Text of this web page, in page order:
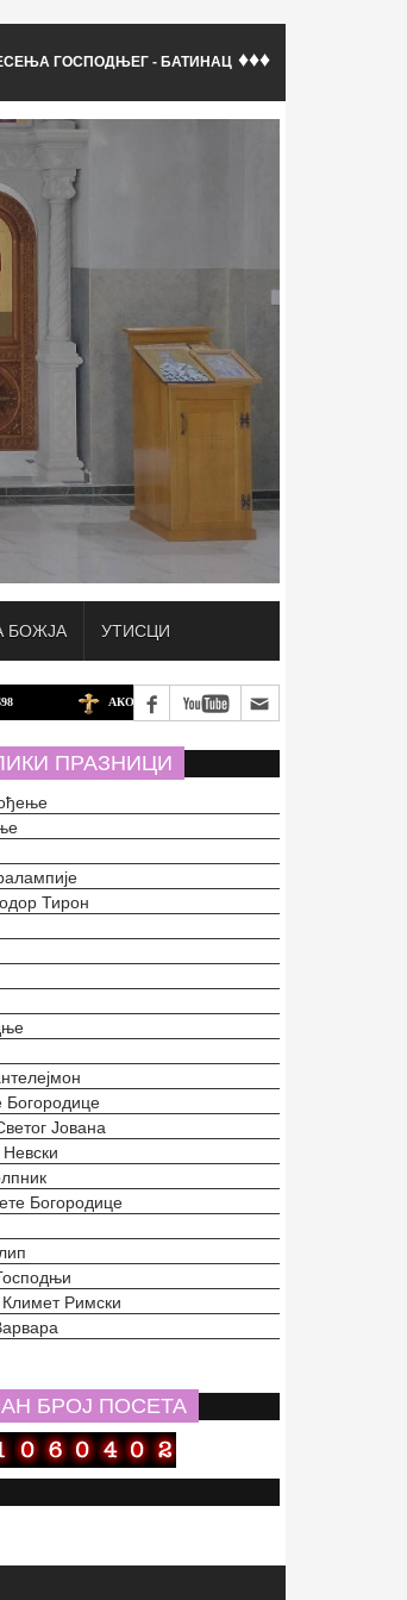
ГОСПОДЊЕГ - БАТИНАЦ ♦♦♦
БОЖЈА УТИСЦИ
АКО ЖЕЛИТЕ ДА ДОНИРАТЕ ЗА БАТИНАЧКИ ХРАМ У
ПРАЗНИЦИ
Тирон
Богородице
Јована
Богородице
Римски
БРОЈ ПОСЕТА